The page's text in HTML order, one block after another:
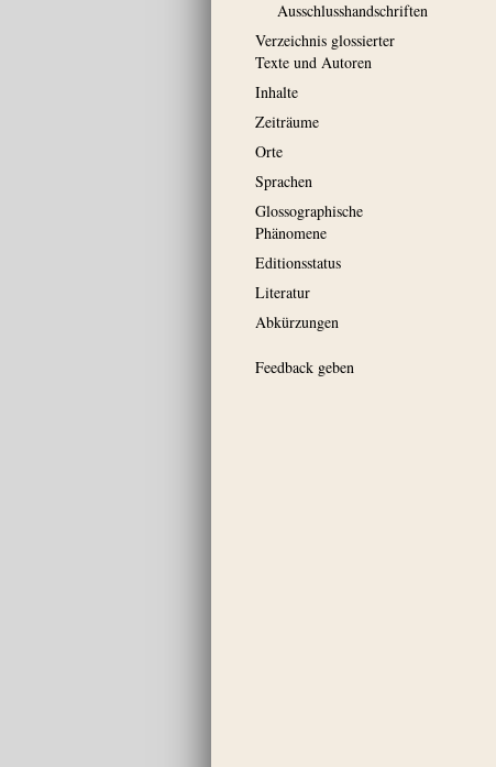
Ausschluss­handschriften
Verzeichnis glossierter
Texte und Autoren
Inhalte
Zeiträume
Orte
Sprachen
Glossographische
Phänomene
Editionsstatus
Literatur
Abkürzungen
Feedback geben